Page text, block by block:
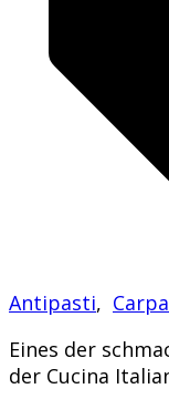
Antipasti,
Eines der
der Cucina